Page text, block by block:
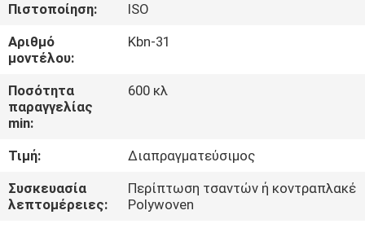
ΠΟΙΟΤΙΚΌΣ
ΈΛΕΓΧΟΣ
ΜΑΣ
ΣΕ
ΕΠΑΦΉ
Πιστοποίηση:
ISO
Αριθμό
μοντέλου:
Kbn-31
Ποσότητα
παραγγελίας
min:
600 κλ
Τιμή:
Διαπραγματεύσιμος
Συσκευασία
λεπτομέρειες:
Περίπτωση τσαντών ή κοντραπλακέ
Polywoven